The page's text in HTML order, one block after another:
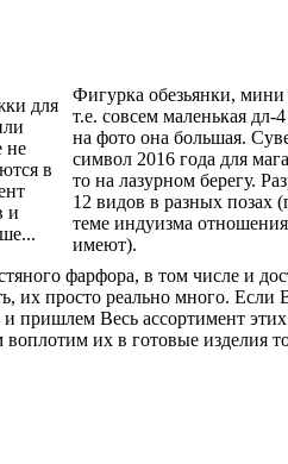
для
не
в
и
Фигурка обезьянки,
т.е. совсем маленькая дл-
на фото она большая.
символ 2016 года для
то на лазурном берегу.
12 видов в разных позах
теме индуизма
имеют).
фарфора, в том числе и
их просто реально много.
пришлем Весь ассортимент
их в готовые изделия